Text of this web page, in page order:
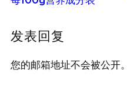
发表回复
您的邮箱地址不会被公开。